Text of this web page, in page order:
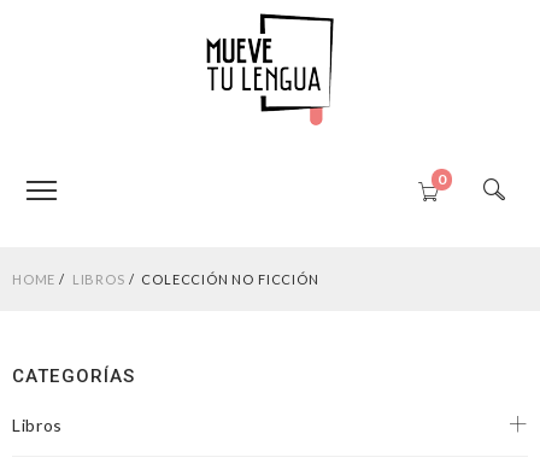
0
HOME LIBROS COLECCIÓN NO FICCIÓN
CATEGORÍAS
Libros